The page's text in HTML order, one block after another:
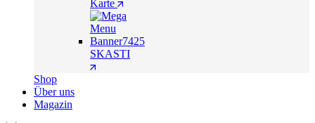
Karte
SKASTI
Shop
Über uns
Magazin